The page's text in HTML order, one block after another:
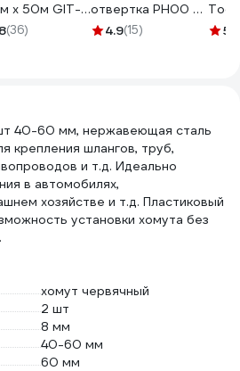
х 50м GIT-
(36)
отвертка PH00 x
50 мм NEO TOOLS
4.9(15)
04-
5
40-60 мм, нержавеющая сталь
крепления шлангов, труб,
и т.д. Идеально
в автомобилях,
хозяйстве и т.д. Пластиковый
установки хомута без
хомут червячный
2 шт
8 мм
40-60 мм
60 мм